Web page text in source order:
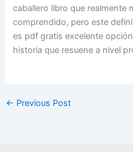
caballero libro que realmente
comprendido, pero este
es pdf gratis excelente
historia que resuene a nivel
← Previous Post